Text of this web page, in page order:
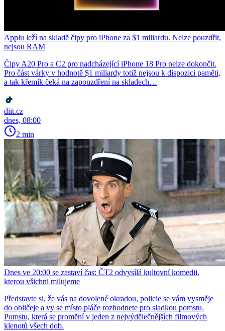
Applu leží na skladě čipy pro iPhone za $1 miliardu. Nelze pouzdřit,
nejsou RAM
Čipy A20 Pro a C2 pro nadcházející iPhone 18 Pro nelze dokončit.
Pro část várky v hodnotě $1 miliardy totiž nejsou k dispozici paměti,
a tak křemík čeká na zapouzdření na skladech…
diit.cz
dnes, 08:00
2 min
Dnes ve 20:00 se zastaví čas: ČT2 odvysílá kultovní komedii,
kterou všichni milujeme
Představte si, že vás na dovolené okradou, policie se vám vysměje
do obličeje a vy se místo pláče rozhodnete pro sladkou pomstu.
Pomstu, která se promění v jeden z nejvýdělečnějších filmových
klenotů všech dob.